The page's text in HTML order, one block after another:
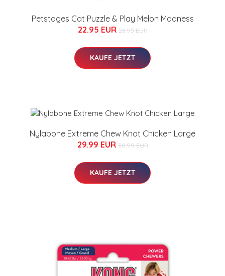
Petstages Cat Puzzle & Play Melon Madness
22.95 EUR 28.95 EUR
KAUFE JETZT
Nylabone Extreme Chew Knot Chicken Large
29.99 EUR 30.99 EUR
KAUFE JETZT